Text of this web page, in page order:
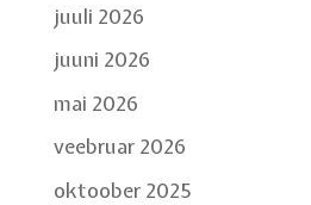
juuli 2026
juuni 2026
mai 2026
veebruar 2026
oktoober 2025